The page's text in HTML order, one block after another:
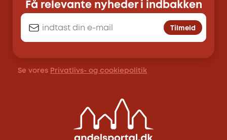
Få relevante nyheder i indbakken
Tilmeld
Se vores Privatlivs- og cookiepolitik